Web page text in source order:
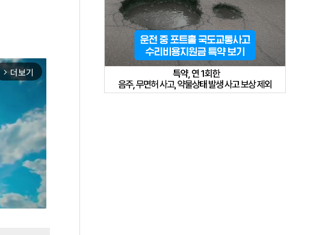
arrow_forward_ios 더보기